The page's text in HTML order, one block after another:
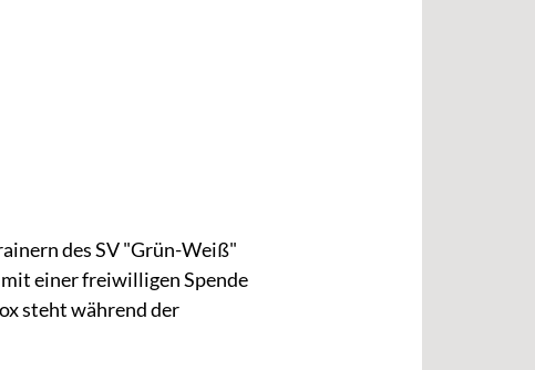
des SV "Grün-Weiß"
einer freiwilligen Spende
steht während der